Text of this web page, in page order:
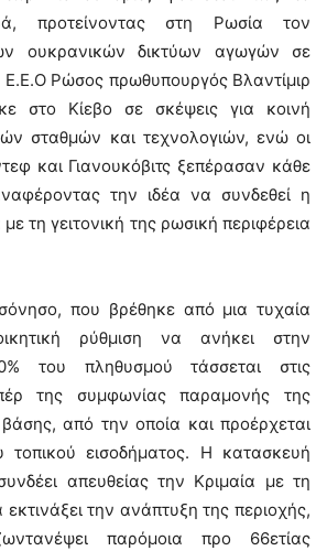
προτείνοντας στη Ρωσία τον
ουκρανικών δικτύων αγωγών σε
Ε.Ε.Ο Ρώσος πρωθυπουργός Βλαντίμιρ
στο Κίεβο σε σκέψεις για κοινή
σταθμών και τεχνολογιών, ενώ οι
και Γιανουκόβιτς ξεπέρασαν κάθε
την ιδέα να συνδεθεί η
τη γειτονική της ρωσική περιφέρεια
που βρέθηκε από μια τυχαία
ρύθμιση να ανήκει στην
του πληθυσμού τάσσεται στις
της συμφωνίας παραμονής της
από την οποία και προέρχεται
τοπικού εισοδήματος. Η κατασκευή
απευθείας την Κριμαία με τη
την ανάπτυξη της περιοχής,
παρόμοια προ 66ετίας